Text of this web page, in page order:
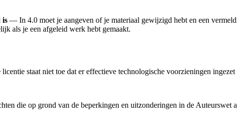
is — In 4.0 moet je aangeven of je materiaal gewijzigd hebt en een
als je een afgeleid werk hebt gemaakt.
staat niet toe dat er effectieve technologische voorzieningen
die op grond van de beperkingen en uitzonderingen in de Auteurswet